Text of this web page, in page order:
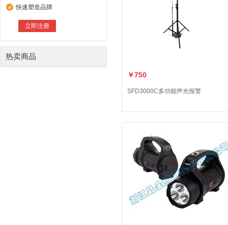
快速塑造品牌
立即注册
热卖商品
￥750
SFD3000C多功能声光报警